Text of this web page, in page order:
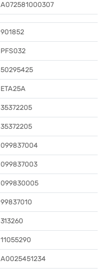
A072581000307
901852
PFS032
50295425
ETA25A
35372205
35372205
099837004
099837003
099830005
99837010
313260
11055290
A0025451234